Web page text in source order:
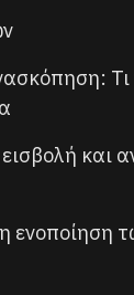
Τι
και
ενοποίηση